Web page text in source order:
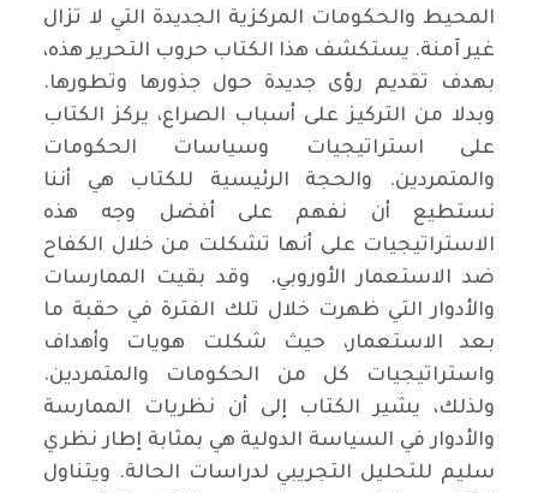
المحيط والحكومات المركزية الجديدة التي لا تزال
غير آمنة. يستكشف هذا الكتاب حروب التحرير هذه،
بهدف تقديم رؤى جديدة حول جذورها وتطورها.
وبدلا من التركيز على أسباب الصراع، يركز الكتاب
على استراتيجيات وسياسات الحكومات
والمتمردين. والحجة الرئيسية للكتاب هي أننا
نستطيع أن نفهم على أفضل وجه هذه
الاستراتيجيات على أنها تشكلت من خلال الكفاح
ضد الاستعمار الأوروبي. وقد بقيت الممارسات
والأدوار التي ظهرت خلال تلك الفترة في حقبة ما
بعد الاستعمار، حيث شكلت هويات وأهداف
واستراتيجيات كل من الحكومات والمتمردين.
ولذلك، يشير الكتاب إلى أن نظريات الممارسة
والأدوار في السياسة الدولية هي بمثابة إطار نظري
سليم للتحليل التجريبي لدراسات الحالة. ويتناول